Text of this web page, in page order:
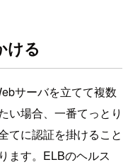
ける
サーバを立てて複数
い場合、一番てっとり
てに認証を掛けること
ます。ELBのヘルス